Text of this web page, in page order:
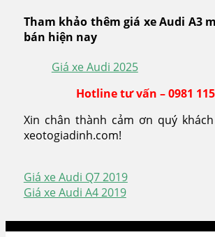
Tham khảo thêm giá xe Audi A3
bán hiện nay
Giá xe Audi 2025
Hotline tư vấn – 0981
Xin chân thành cảm ơn quý
xeotogiadinh.com!
Điều
hướng
Giá xe Audi Q7 2019
Giá xe Audi A4 2019